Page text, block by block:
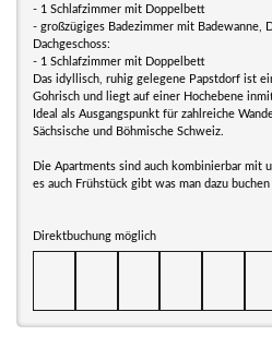
- 1 Schlafzimmer mit Doppelbett
- großzügiges Badezimmer mit Badewanne,
Dachgeschoss:
- 1 Schlafzimmer mit Doppelbett
Das idyllisch, ruhig gelegene Papstdorf ist
Gohrisch und liegt auf einer Hochebene
Ideal als Ausgangspunkt für zahlreiche
Sächsische und Böhmische Schweiz.
Die Apartments sind auch kombinierbar mit
es auch Frühstück gibt was man dazu buchen
Direktbuchung möglich